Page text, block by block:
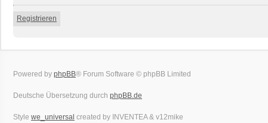
Registrieren
Powered by phpBB® Forum Software © phpBB Limited
Deutsche Übersetzung durch phpBB.de
Style we_universal created by INVENTEA & v12mike